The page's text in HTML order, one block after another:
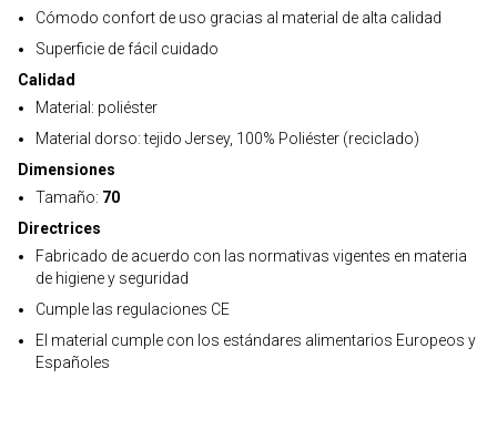
Cómodo confort de uso gracias al material de alta calidad
Superficie de fácil cuidado
Calidad
Material: poliéster
Material dorso: tejido Jersey, 100% Poliéster (reciclado)
Dimensiones
Tamaño: 70
Directrices
Fabricado de acuerdo con las normativas vigentes en materia
de higiene y seguridad
Cumple las regulaciones CE
El material cumple con los estándares alimentarios Europeos y
Españoles